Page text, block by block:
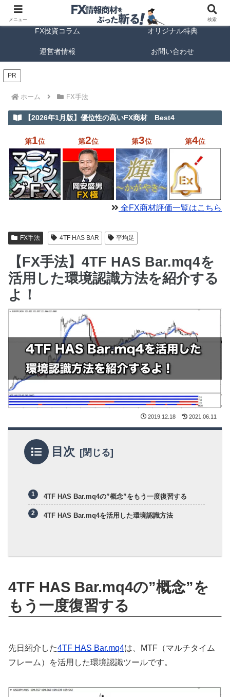
FX商材ランキング FX手法解説
FX投資コラム オリジナル特典
運営者情報 お問い合わせ
PR
ホーム FX手法
【2026年1月版】優位性の高いFX商材 Best4
第1位 第2位 第3位 第4位
全FX商材評価一覧はこちら
FX手法 4TF HAS BAR 平均足
【FX手法】4TF HAS Bar.mq4を
活用した環境認識方法を紹介する
よ！
2019.12.18 2021.06.11
目次
4TF HAS Bar.mq4の”概念”をもう一度復習する
4TF HAS Bar.mq4を活用した環境認識方法
4TF HAS Bar.mq4の”概念”を
もう一度復習する
先日紹介した4TF HAS Bar.mq4は、MTF（マルチタイム
フレーム）を活用した環境認識ツールです。
メニュー 検索